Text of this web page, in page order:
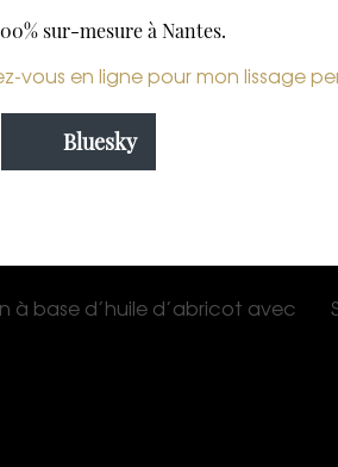
sur-mesure à Nantes.
vous en ligne pour mon lissage
Bluesky
à base d’huile d’abricot avec